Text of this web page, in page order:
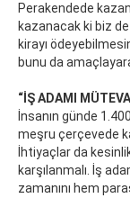
Perakendede
kazanacak ki biz
kirayı
bunu da
“İŞ ADAMI
İnsanın günde
meşru çerçevede
İhtiyaçlar da
karşılanmalı. İş
zamanını hem